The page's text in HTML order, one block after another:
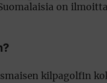
on
kilpagolfin